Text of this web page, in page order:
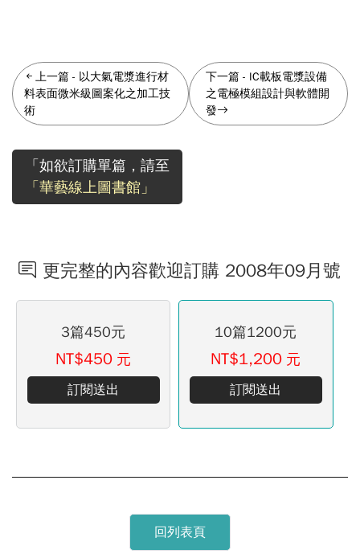
上一篇 - 以大氣電漿進行材
料表面微米級圖案化之加工技
術
下一篇- IC載板電漿設備
之電極模組設計與軟體開
發
「如欲訂購單篇，請至
「華藝線上圖書館」
更完整的內容歡迎訂購 2008年09月號
3篇450元
NT$450 元
訂閱送出
10篇1200元
NT$1,200 元
訂閱送出
回列表頁